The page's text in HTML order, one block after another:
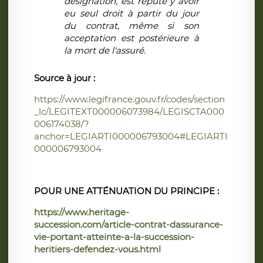
eu seul droit à partir du jour
du contrat, même si son
acceptation est postérieure à
la mort de l'assuré.
Source à jour :
https://www.legifrance.gouv.fr/codes/section
_lc/LEGITEXT000006073984/LEGISCTA000
006174038/?
anchor=LEGIARTI000006793004#LEGIARTI
000006793004
POUR UNE ATTÉNUATION DU PRINCIPE :
https://www.heritage-
succession.com/article-contrat-dassurance-
vie-portant-atteinte-a-la-succession-
heritiers-defendez-vous.html